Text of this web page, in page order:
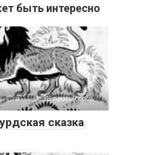
быть интересно
0 93 просмотров
сказка